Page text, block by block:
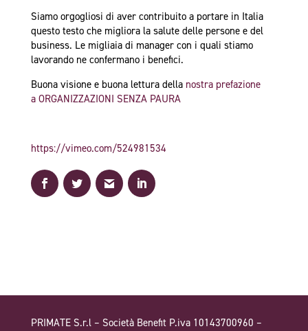
Siamo orgogliosi di aver contribuito a portare in Italia
questo testo che migliora la salute delle persone e del
business. Le migliaia di manager con i quali stiamo
lavorando ne confermano i benefici.
Buona visione e buona lettura della nostra prefazione
a ORGANIZZAZIONI SENZA PAURA
https://vimeo.com/524981534
PRIMATE S.r.l – Società Benefit P.iva 10143700960 –